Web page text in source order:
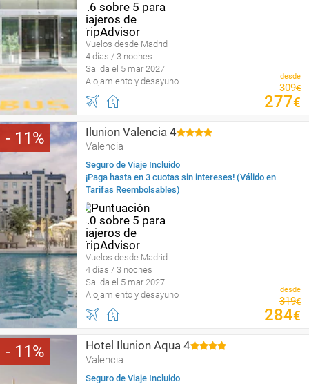
Vuelos desde Madrid
4 días / 3 noches
Salida el 5 mar 2027
Alojamiento y desayuno
desde
309€
277€
11 Ilunion Valencia 4
Valencia
Seguro de Viaje Incluido
¡Paga hasta en 3 cuotas sin intereses! (Válido en
Tarifas Reembolsables)
Vuelos desde Madrid
4 días / 3 noches
Salida el 5 mar 2027
Alojamiento y desayuno
desde
319€
284€
11 Hotel Ilunion Aqua 4
Valencia
Seguro de Viaje Incluido